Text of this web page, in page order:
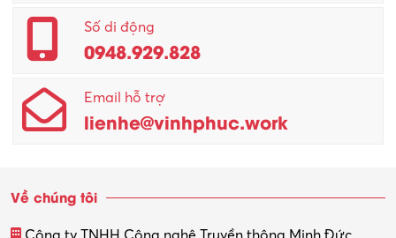
Số di động
0948.929.828
Email hỗ trợ
lienhe@vinhphuc.work
Về chúng tôi